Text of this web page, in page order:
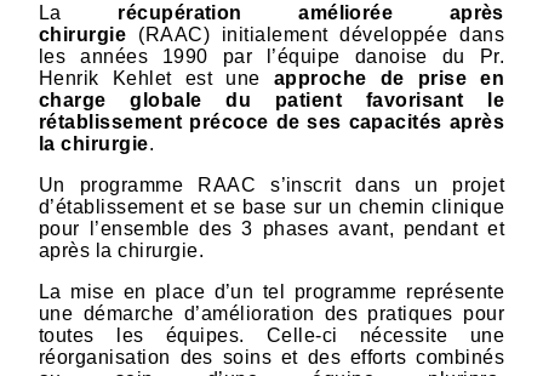
La récupération améliorée après
chirurgie (RAAC) initialement développée dans
les années 1990 par l’équipe danoise du Pr.
Henrik Kehlet est une approche de prise en
charge globale du patient favorisant le
rétablissement précoce de ses capacités après
la chirurgie.
Un programme RAAC s’inscrit dans un projet
d’établissement et se base sur un chemin clinique
pour l’ensemble des 3 phases avant, pendant et
après la chirurgie.
La mise en place d’un tel programme représente
une démarche d’amélioration des pratiques pour
toutes les équipes. Celle-ci nécessite une
réorganisation des soins et des efforts combinés